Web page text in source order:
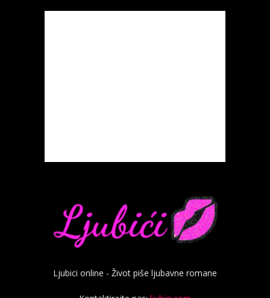
Ljubici online - Život piše ljubavne romane